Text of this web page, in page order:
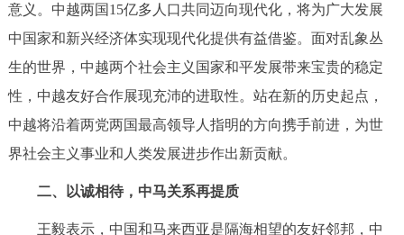
意义。中越两国15亿多人口共同迈向现代化，将为广大发展
中国家和新兴经济体实现现代化提供有益借鉴。面对乱象丛
生的世界，中越两个社会主义国家和平发展带来宝贵的稳定
性，中越友好合作展现充沛的进取性。站在新的历史起点，
中越将沿着两党两国最高领导人指明的方向携手前进，为世
界社会主义事业和人类发展进步作出新贡献。
二、以诚相待，中马关系再提质
王毅表示，中国和马来西亚是隔海相望的友好邻邦，中